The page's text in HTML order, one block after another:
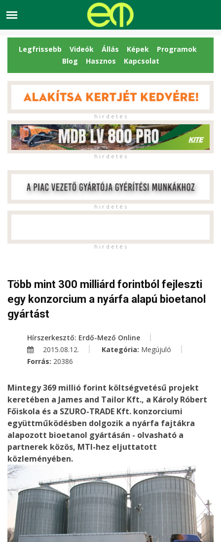
Legfrissebb Videók Állás Képek
Programok
Blog
Hasznos Kapcsolat
h i r d e t é s
h i r d e t é s
h i r d e t é s
h i r d e t é s
Több mint 300 milliárd forintból fejleszti
egy konzorcium a nyárfa alapú bioetanol
gyártást
Hírszerkesztő: Erdő-Mező Online
2015.08.12.
Kategória: Megújuló
Forrás: 20386
Mintegy 369 millió forint költségvetésű projekt
keretében a James and Tailor Kft., a Károly Róbert
Főiskola és a SZURO-TRADE Kft. konzorciumi
együttműködésben dolgozik a nyárfa fajtákra
alapozott bioetanol gyártásán - olvasható a
partnerek közös, MTI-hez eljuttatott
közleményében.